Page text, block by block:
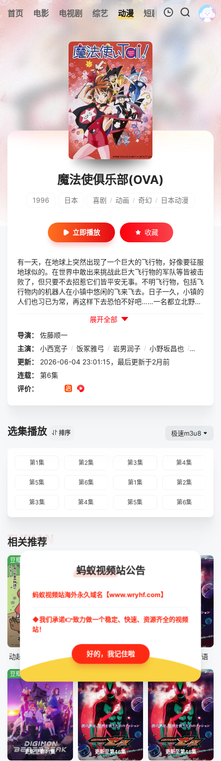
首页 电影 电视剧 综艺 动漫 短剧 今日更新
0
暂无观看影片的记录
魔法使俱乐部(OVA)
1996 日本 喜剧 / 动画 / 奇幻 / 日本动漫
立即播放 收藏
有一天，在地球上突然出现了一个巨大的飞行物，好像要征服
地球似的。在世界中敢出来挑战此巨大飞行物的军队等皆被击
败了，但只要不去招惹它们皆平安无事。不明飞行物，包括飞
行物内的机器人在小镇中悠闲的飞来飞去。日子一久，小镇的
人们也习已为常，再这样下去恐怕不好吧……一名都立北野桥
展开全部
导演：
佐藤顺一
主演：
小西宽子 / 饭冢雅弓 / 岩男润子 / 小野坂昌也 / 子安武人
更新：
2026-06-04 23:01:15，最后更新于2月前
连载：
第6集
评价：
选集播放 排序 极速m3u8
第1集 第2集 第3集 第4集
第5集 第6集 第1集 第2集
第3集 第4集 第5集 第6集
相关推荐
TUIJIAN
豆瓣:1.0分
动起来！从前有只猫 数码兽 BEATBREAK 假面骑士ZZZ国语
更新至第41集
豆瓣:2.0分
更新至第46集 更新至第46集
蚂蚁视频站公告
蚂蚁视频站海外永久域名【www.wryhf.com】
◆我们承诺👉致力做一个稳定、快速、资源齐全的视频
站！
好的，我记住啦